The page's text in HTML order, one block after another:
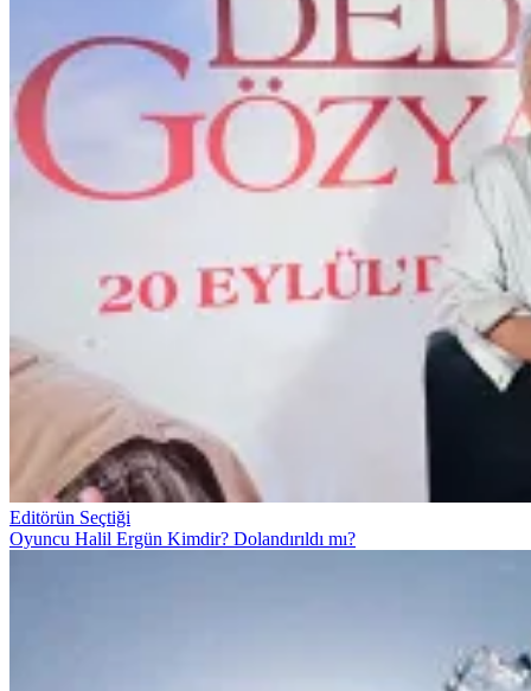
Editörün Seçtiği
Oyuncu Halil Ergün Kimdir? Dolandırıldı mı?